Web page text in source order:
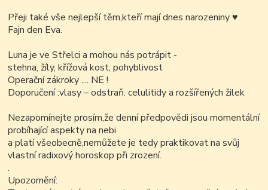
Přeji také vše nejlepší těm,kteří mají dnes narozeniny♥
Fajn den Eva.
Luna je ve Střelci a mohou nás potrápit -
stehna, žíly, křížová kost, pohyblivost
Operační zákroky .... NE !
Doporučení :vlasy –odstraň. celulitidy a rozšířených žilek
Nezapomínejte prosím,že denní předpovědi jsou momentální
probíhající aspekty na nebi
a platí všeobecně,nemůžete je tedy praktikovat na svůj
vlastní radixový horoskop při zrození.
.
Upozornění: